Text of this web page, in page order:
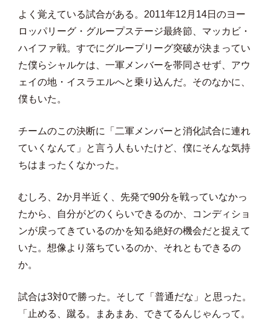
よく覚えている試合がある。2011年12月14日のヨー
ロッパリーグ・グループステージ最終節、マッカビ・
ハイファ戦。すでにグループリーグ突破が決まってい
た僕らシャルケは、一軍メンバーを帯同させず、アウ
ェイの地・イスラエルへと乗り込んだ。そのなかに、
僕もいた。
チームのこの決断に「二軍メンバーと消化試合に連れ
ていくなんて」と言う人もいたけど、僕にそんな気持
ちはまったくなかった。
むしろ、2か月半近く、先発で90分を戦っていなかっ
たから、自分がどのくらいできるのか、コンディショ
ンが戻ってきているのかを知る絶好の機会だと捉えて
いた。想像より落ちているのか、それともできるの
か。
試合は3対0で勝った。そして「普通だな」と思った。
「止める、蹴る。まあまあ、できてるんじゃんって。